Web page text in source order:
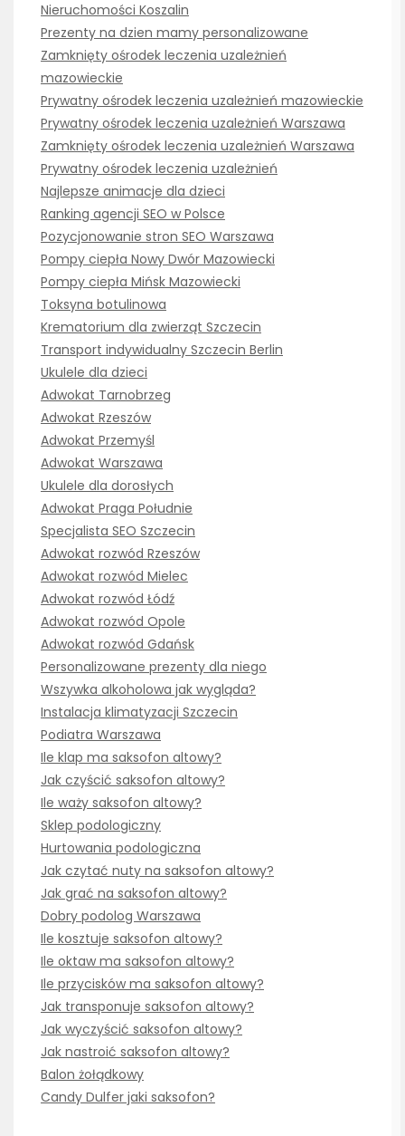
Nieruchomości Koszalin
Prezenty na dzien mamy personalizowane
Zamknięty ośrodek leczenia uzależnień
mazowieckie
Prywatny ośrodek leczenia uzależnień mazowieckie
Prywatny ośrodek leczenia uzależnień Warszawa
Zamknięty ośrodek leczenia uzależnień Warszawa
Prywatny ośrodek leczenia uzależnień
Najlepsze animacje dla dzieci
Ranking agencji SEO w Polsce
Pozycjonowanie stron SEO Warszawa
Pompy ciepła Nowy Dwór Mazowiecki
Pompy ciepła Mińsk Mazowiecki
Toksyna botulinowa
Krematorium dla zwierząt Szczecin
Transport indywidualny Szczecin Berlin
Ukulele dla dzieci
Adwokat Tarnobrzeg
Adwokat Rzeszów
Adwokat Przemyśl
Adwokat Warszawa
Ukulele dla dorosłych
Adwokat Praga Południe
Specjalista SEO Szczecin
Adwokat rozwód Rzeszów
Adwokat rozwód Mielec
Adwokat rozwód Łódź
Adwokat rozwód Opole
Adwokat rozwód Gdańsk
Personalizowane prezenty dla niego
Wszywka alkoholowa jak wygląda?
Instalacja klimatyzacji Szczecin
Podiatra Warszawa
Ile klap ma saksofon altowy?
Jak czyścić saksofon altowy?
Ile waży saksofon altowy?
Sklep podologiczny
Hurtowania podologiczna
Jak czytać nuty na saksofon altowy?
Jak grać na saksofon altowy?
Dobry podolog Warszawa
Ile kosztuje saksofon altowy?
Ile oktaw ma saksofon altowy?
Ile przycisków ma saksofon altowy?
Jak transponuje saksofon altowy?
Jak wyczyścić saksofon altowy?
Jak nastroić saksofon altowy?
Balon żołądkowy
Candy Dulfer jaki saksofon?